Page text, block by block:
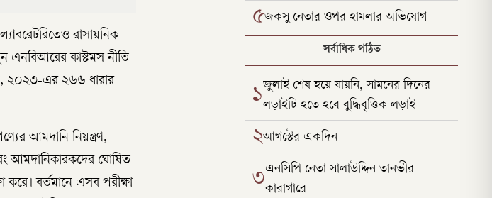
রাসায়নিক
এনবিআরের কাস্টমস নীতি
২০২৩-এর ২৬৬ ধারার
আমদানি নিয়ন্ত্রণ,
আমদানিকারকদের ঘোষিত
করে। বর্তমানে এসব পরীক্ষা
৫জকসু নেতার ওপর হামলার অভিযোগ
সর্বাধিক পঠিত
১জুলাই শেষ হয়ে যায়নি, সামনের দিনের
লড়াইটি হতে হবে বুদ্ধিবৃত্তিক লড়াই
২আগস্টের একদিন
৩এনসিপি নেতা সালাউদ্দিন তানভীর
কারাগারে